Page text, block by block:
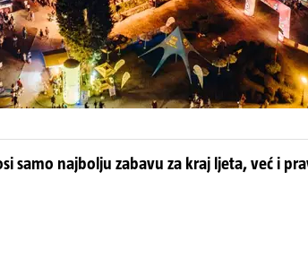
samo najbolju zabavu za kraj ljeta, već i